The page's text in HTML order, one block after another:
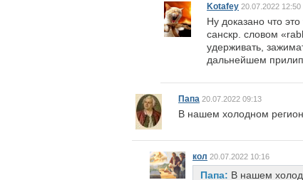
Kotafey 20.07.2022 12:50
Ну доказано что
санскр. словом
удерживать,
дальнейшем прилип
Папа 20.07.2022 09:13
В нашем холодном
кол 20.07.2022 10:16
Папа: В нашем